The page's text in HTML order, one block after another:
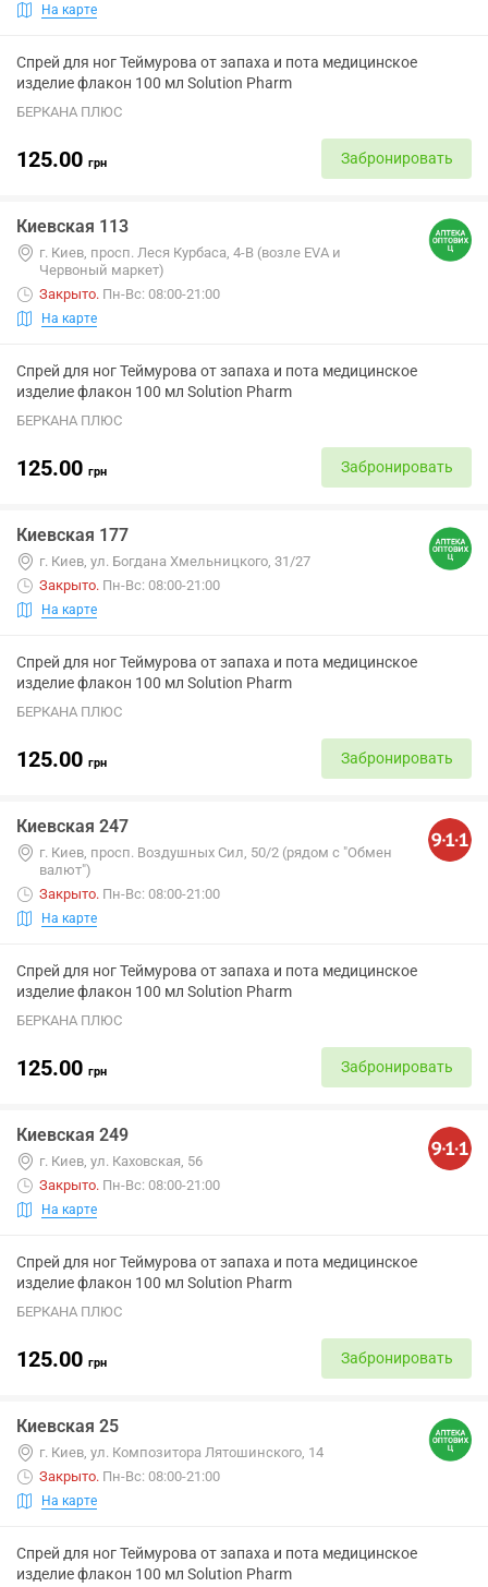
На карте
Спрей для ног Теймурова от запаха и пота медицинское
изделие флакон 100 мл Solution Pharm
БЕРКАНА ПЛЮС
125.00 грн Забронировать
Киевская 113
г. Киев, просп. Леся Курбаса, 4-В (возле EVA и
Червоный маркет)
Закрыто. Пн-Вс: 08:00-21:00
На карте
Спрей для ног Теймурова от запаха и пота медицинское
изделие флакон 100 мл Solution Pharm
БЕРКАНА ПЛЮС
125.00 грн Забронировать
Киевская 177
г. Киев, ул. Богдана Хмельницкого, 31/27
Закрыто. Пн-Вс: 08:00-21:00
На карте
Спрей для ног Теймурова от запаха и пота медицинское
изделие флакон 100 мл Solution Pharm
БЕРКАНА ПЛЮС
125.00 грн Забронировать
Киевская 247
г. Киев, просп. Воздушных Сил, 50/2 (рядом с "Обмен
валют")
Закрыто. Пн-Вс: 08:00-21:00
На карте
Спрей для ног Теймурова от запаха и пота медицинское
изделие флакон 100 мл Solution Pharm
БЕРКАНА ПЛЮС
125.00 грн Забронировать
Киевская 249
г. Киев, ул. Каховская, 56
Закрыто. Пн-Вс: 08:00-21:00
На карте
Спрей для ног Теймурова от запаха и пота медицинское
изделие флакон 100 мл Solution Pharm
БЕРКАНА ПЛЮС
125.00 грн Забронировать
Киевская 25
г. Киев, ул. Композитора Лятошинского, 14
Закрыто. Пн-Вс: 08:00-21:00
На карте
Спрей для ног Теймурова от запаха и пота медицинское
изделие флакон 100 мл Solution Pharm